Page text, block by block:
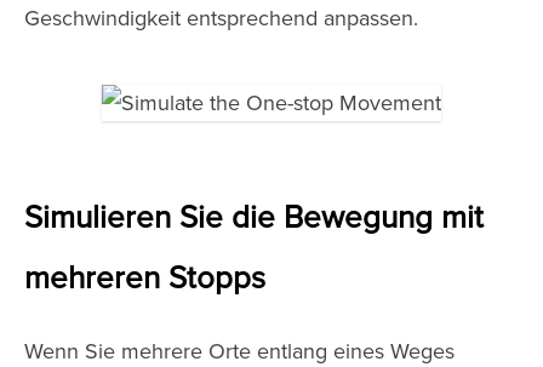
Geschwindigkeit entsprechend anpassen.
Simulieren Sie die Bewegung mit
mehreren Stopps
Wenn Sie mehrere Orte entlang eines Weges